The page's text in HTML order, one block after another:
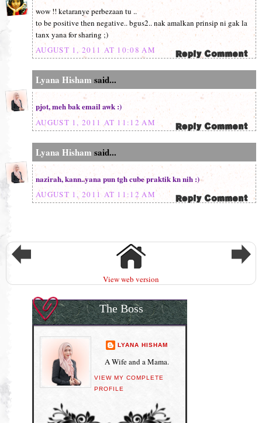
wow !! ketaranye perbezaan tu ..
to be positive then negative.. bgus2.. nak amalkan prinsip ni gak la
tanx yana for sharing ;)
AUGUST 1, 2011 AT 10:08 AM
Lyana Hisham said...
pjot, meh bak email awk :)
AUGUST 1, 2011 AT 11:12 AM
Lyana Hisham said...
nazirah, kann..yana pun tgh cube praktik kn nih :)
AUGUST 1, 2011 AT 11:12 AM
View web version
The Boss
LYANA HISHAM
A Wife and a Mama.
VIEW MY COMPLETE
PROFILE